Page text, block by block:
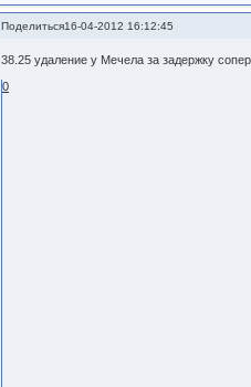
Поделиться16-04-2012 16:12:45
38.25 удаление у Мечела за задержку
0